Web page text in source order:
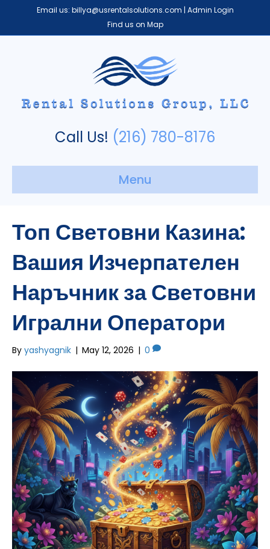
Email us: billya@usrentalsolutions.com | Admin Login
Find us on Map
Call Us! (216) 780-8176
Menu
Топ Световни Казина:
Вашия Изчерпателен
Наръчник за Световни
Игрални Оператори
By yashyagnik | May 12, 2026 | 0